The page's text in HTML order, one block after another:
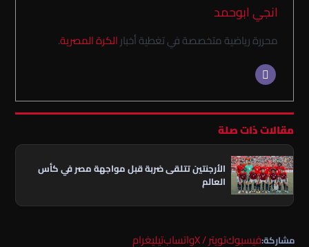
انجي ابوحمد
محررة رياضية متخصصة في تغطية أخبارالكرة المصرية.
مقالات ذات صلة
الأرجنتين تتلقى ضربة قبل مواجهة مصر في كأس
العالم
مشاركة:فيسبوكتويتر / X واتسابتيليغرام